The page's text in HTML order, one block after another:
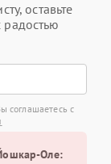
оставьте
соглашаетесь с
Оле: